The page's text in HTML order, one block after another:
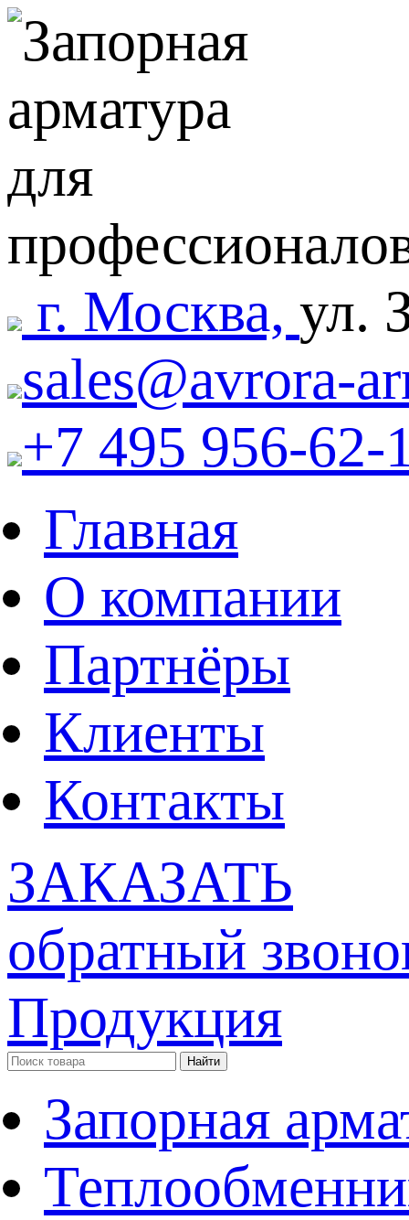
г. Москва, ул.
sales@avrora-
+7 495 956-62-
Главная
О компании
Партнёры
Клиенты
Контакты
ЗАКАЗАТЬ
обратный
Продукция
Запорная